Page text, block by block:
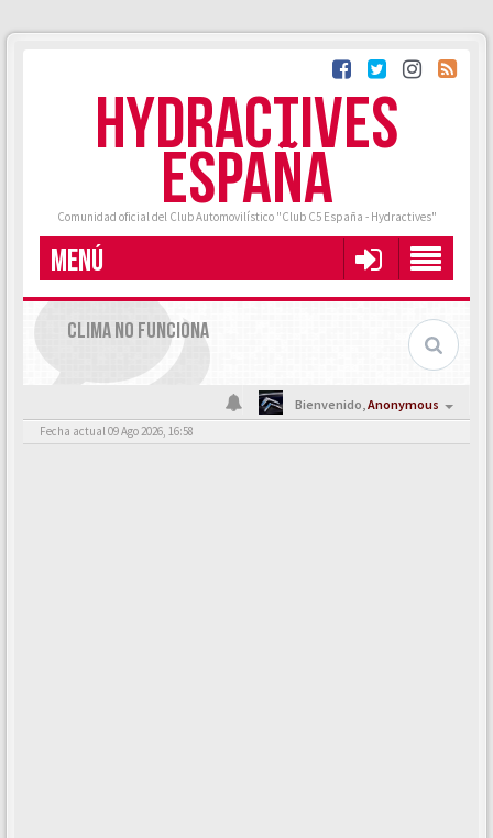
HYDRACTIVES
ESPAÑA
Comunidad oficial del Club Automovilístico "Club C5 España - Hydractives"
MENÚ
CLIMA NO FUNCIONA
Bienvenido,Anonymous
Fecha actual 09 Ago 2026, 16:58